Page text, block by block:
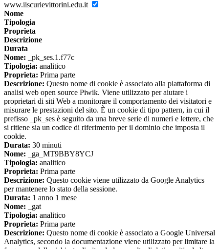
www.iiscurievittorini.edu.it
Nome
Tipologia
Proprieta
Descrizione
Durata
Nome: _pk_ses.1.f77c
Tipologia: analitico
Proprieta: Prima parte
Descrizione: Questo nome di cookie è associato alla piattaforma di
analisi web open source Piwik. Viene utilizzato per aiutare i
proprietari di siti Web a monitorare il comportamento dei visitatori e
misurare le prestazioni del sito. È un cookie di tipo pattern, in cui il
prefisso _pk_ses è seguito da una breve serie di numeri e lettere, che
si ritiene sia un codice di riferimento per il dominio che imposta il
cookie.
Durata: 30 minuti
Nome: _ga_MT9BBY8YCJ
Tipologia: analitico
Proprieta: Prima parte
Descrizione: Questo cookie viene utilizzato da Google Analytics
per mantenere lo stato della sessione.
Durata: 1 anno 1 mese
Nome: _gat
Tipologia: analitico
Proprieta: Prima parte
Descrizione: Questo nome di cookie è associato a Google Universal
Analytics, secondo la documentazione viene utilizzato per limitare la